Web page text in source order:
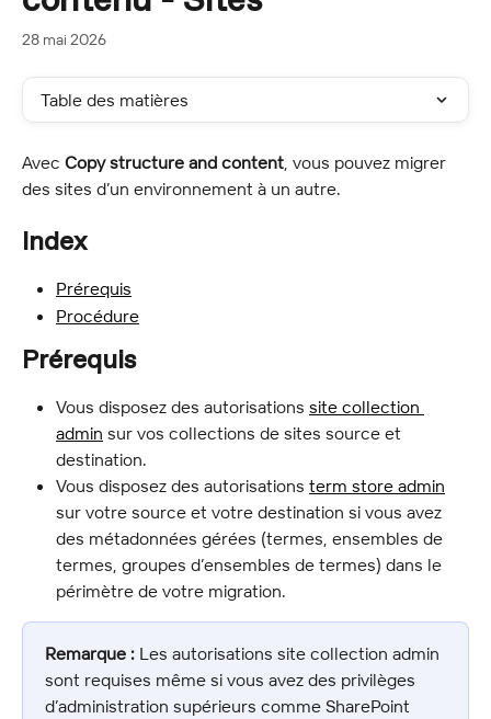
28 mai 2026
Table des matières
Avec Copy structure and content, vous pouvez migrer
des sites d’un environnement à un autre.
Index
Prérequis
Procédure
Prérequis
Vous disposez des autorisations site collection
admin sur vos collections de sites source et
destination.
Vous disposez des autorisations term store admin
sur votre source et votre destination si vous avez
des métadonnées gérées (termes, ensembles de
termes, groupes d’ensembles de termes) dans le
périmètre de votre migration.
Remarque : Les autorisations site collection admin
sont requises même si vous avez des privilèges
d’administration supérieurs comme SharePoint